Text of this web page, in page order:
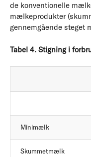
de konventionelle
mælkeprodukter
gennemgående steget
Tabel 4. Stigning i
Minimælk
Skummetmælk